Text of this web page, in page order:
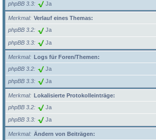
phpBB 3.3 Ja
Merkmal
Verlauf eines Themas:
phpBB 3.2
Ja
phpBB 3.3 Ja
Merkmal
Logs für Foren/Themen:
phpBB 3.2
Ja
phpBB 3.3 Ja
Merkmal
Lokalisierte Protokolleinträge:
phpBB 3.2
Ja
phpBB 3.3 Ja
Merkmal
Ändern von Beiträgen: